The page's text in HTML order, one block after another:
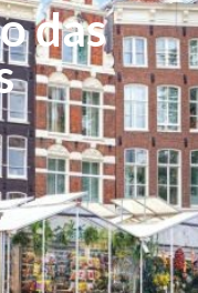
das